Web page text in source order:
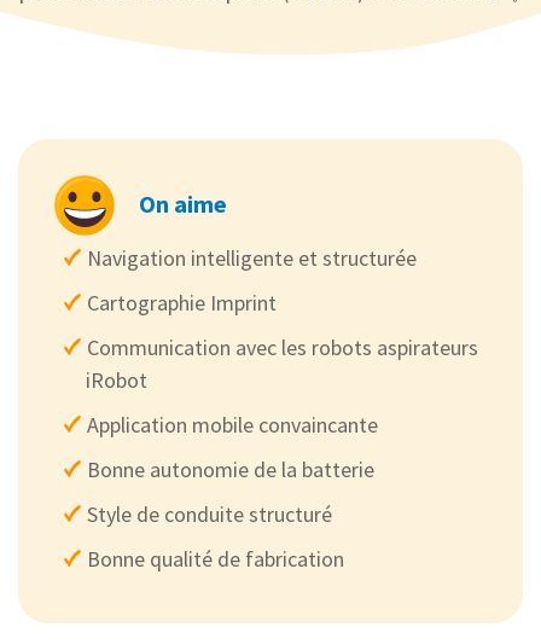
On aime
Navigation intelligente et structurée
Cartographie Imprint
Communication avec les robots aspirateurs
iRobot
Application mobile convaincante
Bonne autonomie de la batterie
Style de conduite structuré
Bonne qualité de fabrication